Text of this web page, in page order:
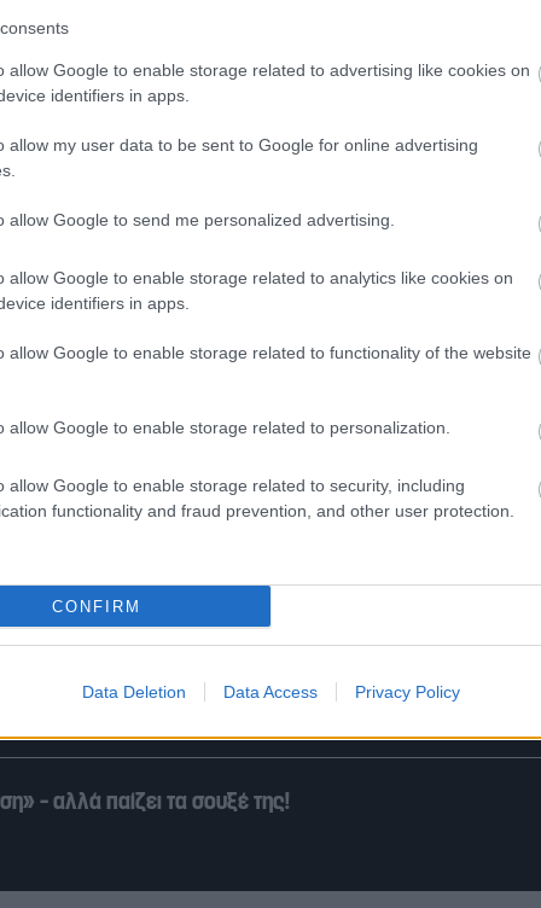
allow Google to enable storage related to advertising like cookies on
identifiers in apps.
allow my user data to be sent to Google for online advertising
allow Google to send me personalized advertising.
allow Google to enable storage related to analytics like cookies on
identifiers in apps.
allow Google to enable storage related to functionality of the website
allow Google to enable storage related to personalization.
allow Google to enable storage related to security, including
functionality and fraud prevention, and other user protection.
CONFIRM
Data Deletion Data Access Privacy Policy
Μετωπική σύγκρουση κυβέρνησης-
γλυκός άνθρωπος, αλλά έχω υπάρξει κακοποιητικός»
Οι Ευρωπαίοι «αγοράζουν Ελλάδα»!
λίγο ερωτιάρα»
και με σούπες»: Όταν ο Άντι Γουόρχολ ζωγράφισε τον
– αλλά παίζει τα σουξέ της!